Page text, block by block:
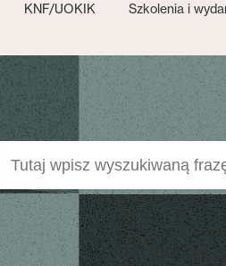
KNF/UOKIK Szkolenia i